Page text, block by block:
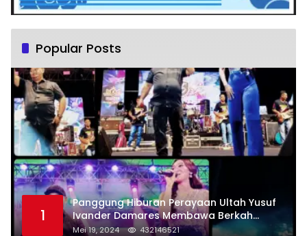
Popular Posts
1
Panggung Hiburan Perayaan Ultah Yusuf
Ivander Damares Membawa Berkah
Warga Kejapanan
Mei 19, 2024 432146521